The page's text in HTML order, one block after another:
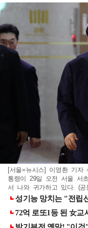
[서울=뉴시스] 이영환 기
통령이 29일 오전 서울 서
서 나와 귀가하고 있다. (공